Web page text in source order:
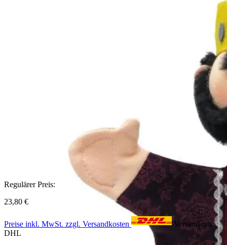
Regulärer Preis:
23,80 €
Preise inkl. MwSt. zzgl. Versandkosten
Versand mit
DHL